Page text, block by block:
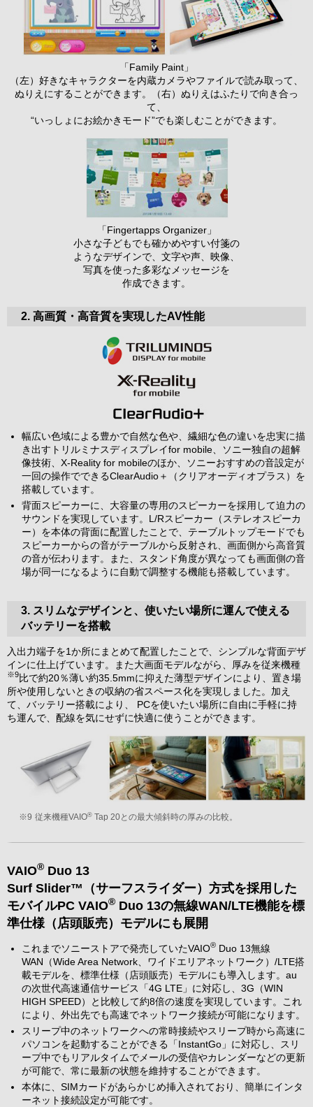
「Family Paint」
（左）好きなキャラクターを内蔵カメラやファイルで読み取って、
ぬりえにすることができます。（右）ぬりえはふたりで向き合っ
て、
“いっしょにお絵かきモード”でも楽しむことができます。
「Fingertapps Organizer」
小さな子どもでも確かめやすい付箋の
ようなデザインで、文字や声、映像、
写真を使った多彩なメッセージを
作成できます。
2. 高画質・高音質を実現したAV性能
幅広い色域による豊かで自然な色や、繊細な色の違いを忠実に描
き出すトリルミナスディスプレイfor mobile、ソニー独自の超解
像技術、X-Reality for mobileのほか、ソニーおすすめの音設定が
一回の操作でできるClearAudio＋（クリアオーディオプラス）を
搭載しています。
背面スピーカーに、大容量の専用のスピーカーを採用して迫力の
サウンドを実現しています。L/Rスピーカー（ステレオスピーカ
ー）を本体の背面に配置したことで、テーブルトップモードでも
スピーカーからの音がテーブルから反射され、画面側から高音質
の音が伝わります。また、スタンド角度が異なっても画面側の音
場が同一になるように自動で調整する機能も搭載しています。
3. スリムなデザインと、使いたい場所に運んで使える
バッテリーを搭載
入出力端子を1か所にまとめて配置したことで、シンプルな背面デザ
インに仕上げています。また大画面モデルながら、厚みを従来機種
※9比で約20％薄い約35.5mmに抑えた薄型デザインにより、置き場
所や使用しないときの収納の省スペース化を実現しました。加え
て、バッテリー搭載により、 PCを使いたい場所に自由に手軽に持
ち運んで、配線を気にせずに快適に使うことができます。
※9 従来機種VAIO®Tap 20との最大傾斜時の厚みの比較。
VAIO® Duo 13
Surf Slider™（サーフスライダー）方式を採用した
モバイルPC VAIO® Duo 13の無線WAN/LTE機能を標
準仕様（店頭販売）モデルにも展開
これまでソニーストアで発売していたVAIO® Duo 13無線
WAN（Wide Area Network、ワイドエリアネットワーク）/LTE搭
載モデルを、標準仕様（店頭販売）モデルにも導入します。au
の次世代高速通信サービス「4G LTE」に対応し、3G（WIN
HIGH SPEED）と比較して約8倍の速度を実現しています。これ
により、外出先でも高速でネットワーク接続が可能になります。
スリープ中のネットワークへの常時接続やスリープ時から高速に
パソコンを起動することができる「InstantGo」に対応し、スリ
ープ中でもリアルタイムでメールの受信やカレンダーなどの更新
が可能で、常に最新の状態を維持することができます。
本体に、SIMカードがあらかじめ挿入されており、簡単にインタ
ーネット接続設定が可能です。